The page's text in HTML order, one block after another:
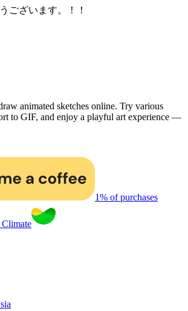
ございます。！！
animated sketches online. Try various
to GIF, and enjoy a playful art experience —
1% of purchases